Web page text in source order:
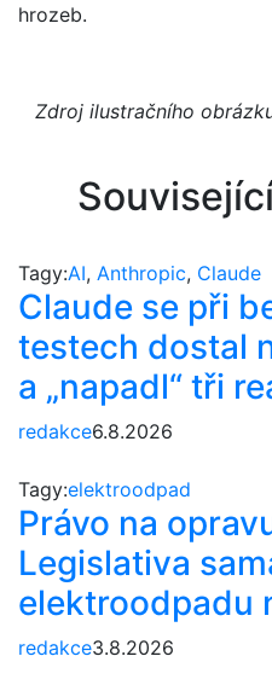
hrozeb.
Zdroj ilustračního
Tagy:AI, Anthropic, Claude
Claude se při
testech dostal
a „napadl“ tři
redakce6.8.2026
Tagy:elektroodpad
Právo na
Legislativa
elektroodpadu
redakce3.8.2026